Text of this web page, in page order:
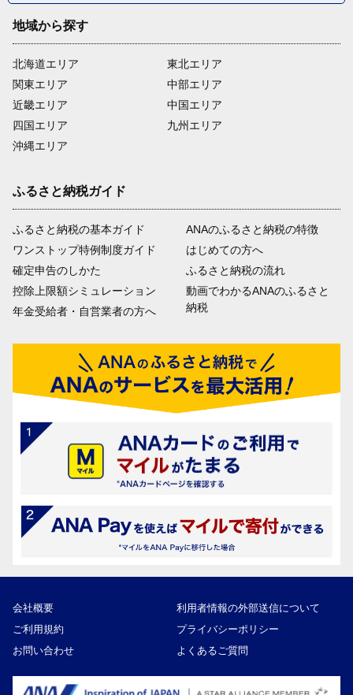
地域から探す
北海道エリア
関東エリア
近畿エリア
四国エリア
沖縄エリア
東北エリア
中部エリア
中国エリア
九州エリア
ふるさと納税ガイド
ふるさと納税の基本ガイド
ワンストップ特例制度ガイド
確定申告のしかた
控除上限額シミュレーション
年金受給者・自営業者の方へ
ANAのふるさと納税の特徴
はじめての方へ
ふるさと納税の流れ
動画でわかるANAのふるさと
納税
会社概要
利用者情報の外部送信について
ご利用規約
プライバシーポリシー
お問い合わせ
よくあるご質問